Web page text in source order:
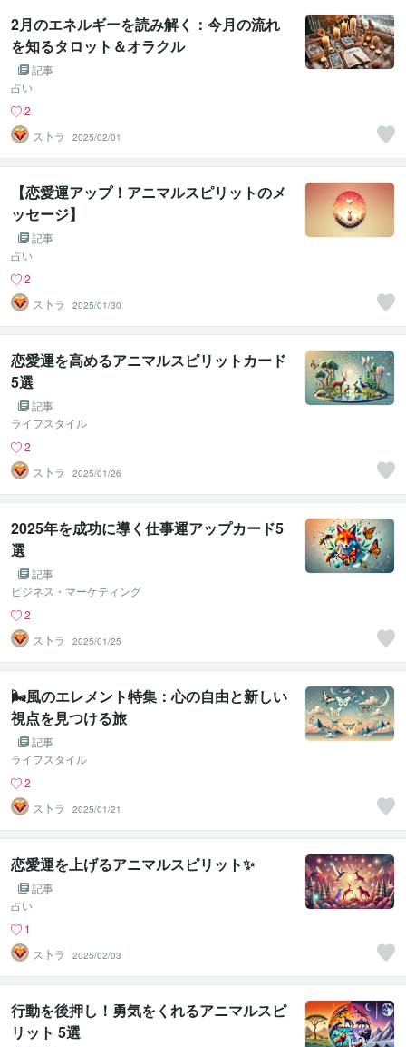
2月のエネルギーを読み解く：今月の流れ
を知るタロット＆オラクル
記事
占い
2
ス卜ラ
2025/02/01
【恋愛運アップ！アニマルスピリットのメ
ッセージ】
記事
占い
2
ス卜ラ
2025/01/30
恋愛運を高めるアニマルスピリットカード
5選
記事
ライフスタイル
2
ス卜ラ
2025/01/26
2025年を成功に導く仕事運アップカード5
選
記事
ビジネス・マーケティング
2
ス卜ラ
2025/01/25
🌬️風のエレメント特集：心の自由と新しい
視点を見つける旅
記事
ライフスタイル
2
ス卜ラ
2025/01/21
恋愛運を上げるアニマルスピリット✨
記事
占い
1
ス卜ラ
2025/02/03
行動を後押し！勇気をくれるアニマルスピ
リット 5選